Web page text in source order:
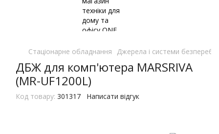
Стаціонарне обладнання Джерела і системи
ДБЖ для комп'ютера MARSRIVA
(MR-UF1200L)
Код товару: 301317 Написати відгук